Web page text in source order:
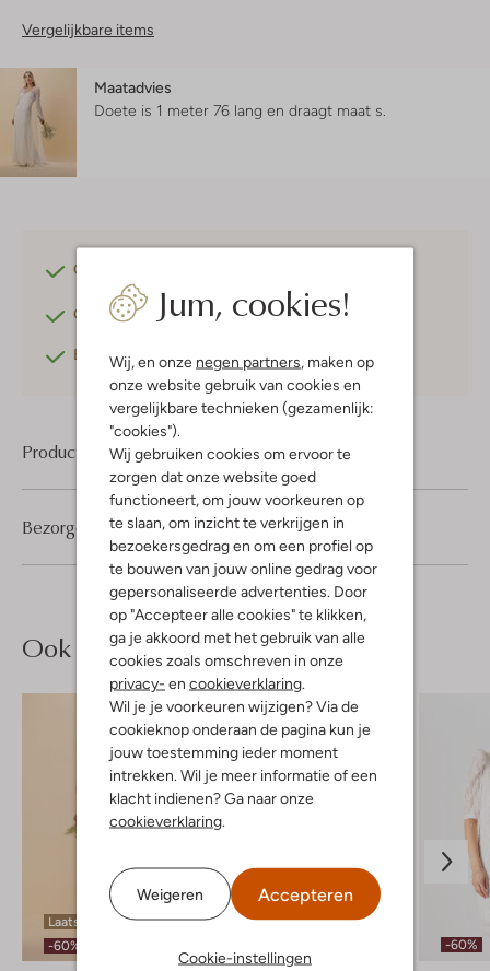
Jum, cookies!
Wij, en onze negen partners, maken op
onze website gebruik van cookies en
vergelijkbare technieken (gezamenlijk:
"cookies").
Wij gebruiken cookies om ervoor te
zorgen dat onze website goed
functioneert, om jouw voorkeuren op
te slaan, om inzicht te verkrijgen in
bezoekersgedrag en om een profiel op
te bouwen van jouw online gedrag voor
gepersonaliseerde advertenties. Door
op "Accepteer alle cookies" te klikken,
ga je akkoord met het gebruik van alle
cookies zoals omschreven in onze
privacy- en cookieverklaring.
Wil je je voorkeuren wijzigen? Via de
cookieknop onderaan de pagina kun je
jouw toestemming ieder moment
intrekken. Wil je meer informatie of een
klacht indienen? Ga naar onze
cookieverklaring.
Weigeren Accepteren
Cookie-instellingen
Vergelijkbare items
Maatadvies
Doete is 1 meter 76 lang en draagt maat s.
Gratis verzending
Gratis retournerenbinnen 30 dagen*
Betaal achteraf
Product informatie
Bezorgen & retourneren
Ook iets voor jou?
Laatste item
-60%
Laatste maten
-60%